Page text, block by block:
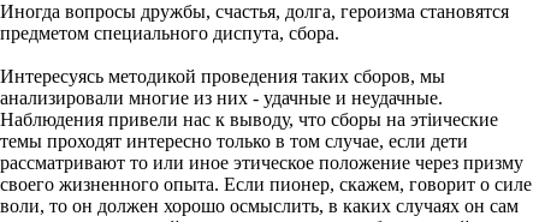
Иногда вопросы дружбы, счастья, долга, героизма становятся
предметом специального диспута, сбора.
Интересуясь методикой проведения таких сборов, мы
анализировали многие из них - удачные и неудачные.
Наблюдения привели нас к выводу, что сборы на этiические
темы проходят интересно только в том случае, если дети
рассматривают то или иное этическое положение через призму
своего жизненного опыта. Если пионер, скажем, говорит о силе
воли, то он должен хорошо осмыслить, в каких случаях он сам